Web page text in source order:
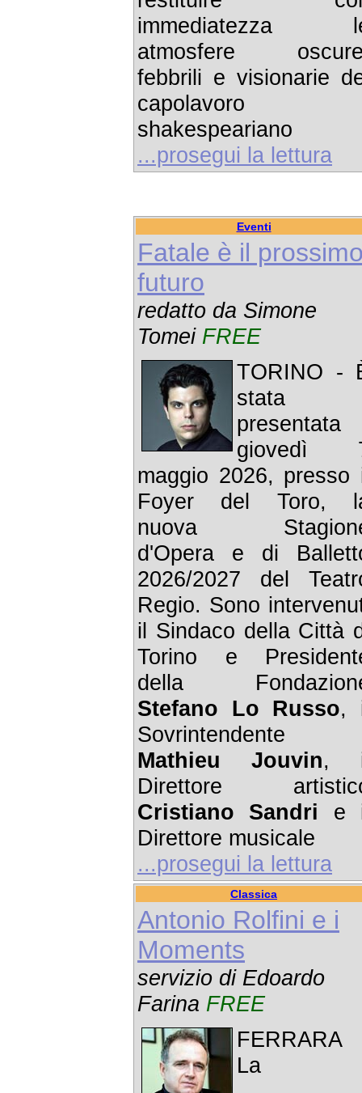
immediatezza
atmosfere
febbrili e visionarie
capolavoro
shakespeariano
...prosegui la lettura
Eventi
Fatale è il
futuro
redatto da Simone
Tomei FREE
TORINO -
stata
presentata
giovedì
maggio 2026, presso
Foyer del Toro,
nuova
d'Opera e di
2026/2027 del
Regio. Sono
il Sindaco della Città
Torino e
della
Stefano Lo Russo,
Sovrintendente
Mathieu Jouvin,
Direttore
Cristiano Sandri e
Direttore musicale
...prosegui la lettura
Classica
Antonio Rolfini e i
Moments
servizio di Edoardo
Farina FREE
FERRARA
La